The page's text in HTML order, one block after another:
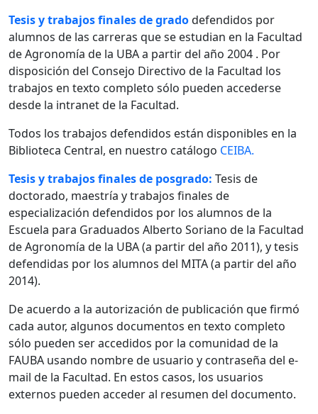
Tesis y trabajos finales de gradodefendidos por
alumnos de las carreras que se estudian en la Facultad
de Agronomía de la UBA a partir del año 2004 . Por
disposición del Consejo Directivo de la Facultad los
trabajos en texto completo sólo pueden accederse
desde la intranet de la Facultad.
Todos los trabajos defendidos están disponibles en la
Biblioteca Central, en nuestro catálogo CEIBA.
Tesis y trabajos finales de posgrado: Tesis de
doctorado, maestría y trabajos finales de
especialización defendidos por los alumnos de la
Escuela para Graduados Alberto Soriano de la Facultad
de Agronomía de la UBA (a partir del año 2011), y tesis
defendidas por los alumnos del MITA (a partir del año
2014).
De acuerdo a la autorización de publicación que firmó
cada autor, algunos documentos en texto completo
sólo pueden ser accedidos por la comunidad de la
FAUBA usando nombre de usuario y contraseña del e-
mail de la Facultad. En estos casos, los usuarios
externos pueden acceder al resumen del documento.